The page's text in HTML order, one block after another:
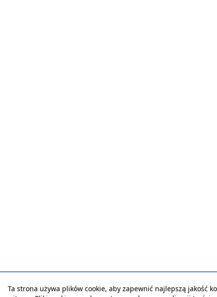
Ta strona używa plików cookie, aby zapewnić najlepszą jakość